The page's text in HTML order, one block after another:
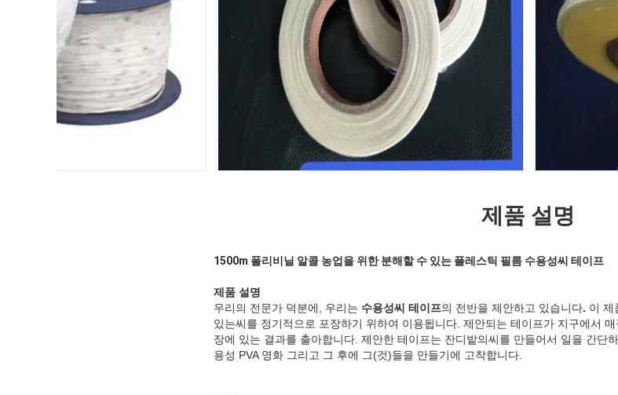
제품 설명
1500m 폴리비닐 알콜 농업을 위한 분해할 수 있는 플레스틱 필름 수용성씨 테이프
제품 설명
우리의 전문가 덕분에, 우리는 수용성씨 테이프의 전반을 제안하고 있습니다. 이 제
있는씨를 정기적으로 포장하기 위하여 이용됩니다. 제안되는 테이프가 지구에서
장에 있는 결과를 출아합니다. 제안한 테이프는 잔디밭의씨를 만들어서 일을 간단
용성 PVA 영화 그리고 그 후에 그(것)들을 만들기에 고착합니다.